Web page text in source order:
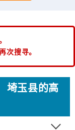
次搜寻。
埼玉县的高